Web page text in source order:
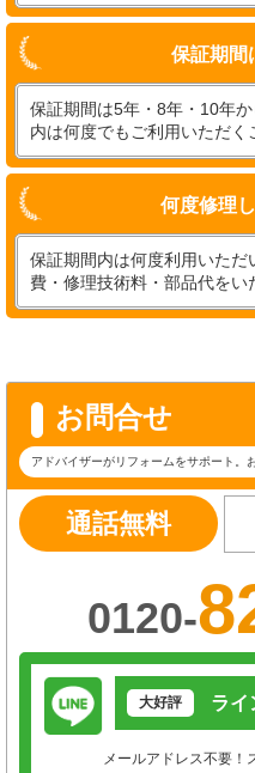
保証期間
保証期間は5年・8年・10年
内は何度でもご利用いただく
何度修理
保証期間内は何度利用いた
費・修理技術料・部品代をい
お問合せ
アドバイザーがリフォームをサポート。
通話無料
0120-
大好評 ライ
メールアドレス不要！